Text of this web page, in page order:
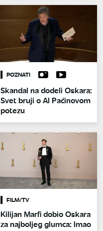
POZNATI
Skandal na dodeli Oskara:
Svet bruji o Al Paćinovom
potezu
FILM/TV
Kilijan Marfi dobio Oskara
za najboljeg glumca: Imao